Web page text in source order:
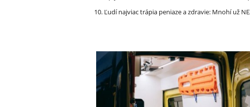
Ľudí najviac trápia peniaze a zdravie: Mnohí už